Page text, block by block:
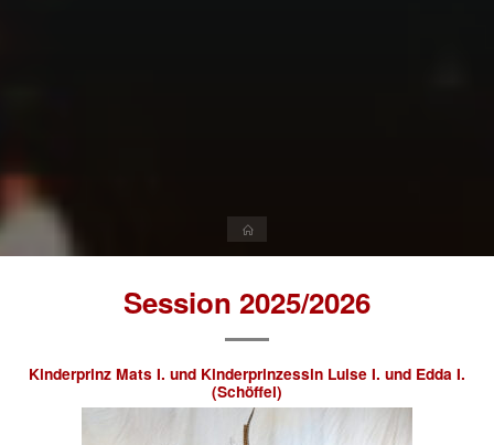
Session 2025/2026
Kinderprinz Mats I. und Kinderprinzessin Luise I. und Edda I.
(Schöffel)